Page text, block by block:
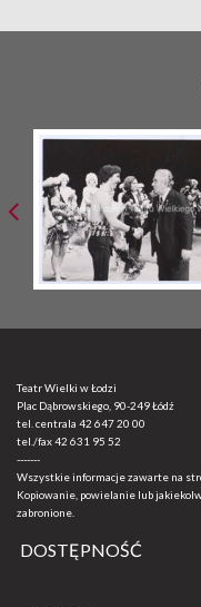
Teatr Wielki w Łodzi
Plac Dąbrowskiego, 90-249 Łódź
tel. centrala 42 647 20 00
tel./fax42 631 95 52
-------
Wszystkie informacje zawarte na
Kopiowanie, powielanie lub
zabronione.
DOSTĘPNOŚĆ